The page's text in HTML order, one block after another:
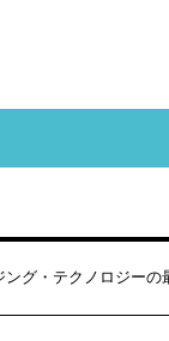
ング・テクノロジーの